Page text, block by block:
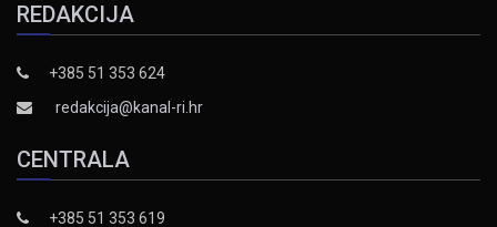
REDAKCIJA
+385 51 353 624
redakcija@kanal-ri.hr
CENTRALA
+385 51 353 619